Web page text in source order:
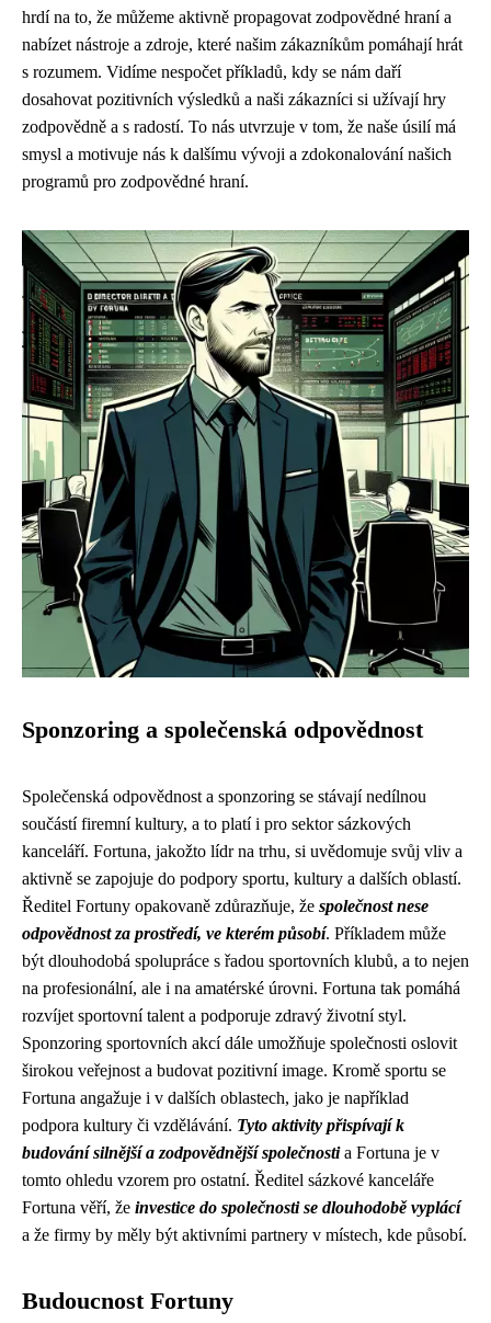
hrdí na to, že můžeme aktivně propagovat zodpovědné hraní a
nabízet nástroje a zdroje, které našim zákazníkům pomáhají hrát
s rozumem. Vidíme nespočet příkladů, kdy se nám daří
dosahovat pozitivních výsledků a naši zákazníci si užívají hry
zodpovědně a s radostí. To nás utvrzuje v tom, že naše úsilí má
smysl a motivuje nás k dalšímu vývoji a zdokonalování našich
programů pro zodpovědné hraní.
Sponzoring a společenská odpovědnost
Společenská odpovědnost a sponzoring se stávají nedílnou
součástí firemní kultury, a to platí i pro sektor sázkových
kanceláří. Fortuna, jakožto lídr na trhu, si uvědomuje svůj vliv a
aktivně se zapojuje do podpory sportu, kultury a dalších oblastí.
Ředitel Fortuny opakovaně zdůrazňuje, že společnost nese
odpovědnost za prostředí, ve kterém působí. Příkladem může
být dlouhodobá spolupráce s řadou sportovních klubů, a to nejen
na profesionální, ale i na amatérské úrovni. Fortuna tak pomáhá
rozvíjet sportovní talent a podporuje zdravý životní styl.
Sponzoring sportovních akcí dále umožňuje společnosti oslovit
širokou veřejnost a budovat pozitivní image. Kromě sportu se
Fortuna angažuje i v dalších oblastech, jako je například
podpora kultury či vzdělávání. Tyto aktivity přispívají k
budování silnější a zodpovědnější společnostia Fortuna je v
tomto ohledu vzorem pro ostatní. Ředitel sázkové kanceláře
Fortuna věří, že investice do společnosti se dlouhodobě vyplácí
a že firmy by měly být aktivními partnery v místech, kde působí.
Budoucnost Fortuny